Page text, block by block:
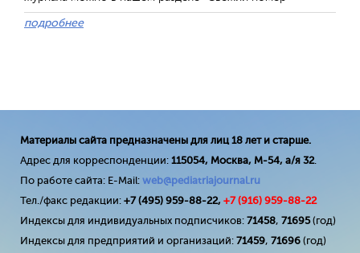
подробнее
Материалы сайта предназначены для лиц 18 лет и старше.
Адрес для корреспонденции: 115054, Москва, М-54, а/я 32.
По работе сайта: E-Mail: web@pediatriajournal.ru
Тел./факс редакции: +7 (495) 959-88-22, +7 (916) 959-88-22
Индексы для индивидуальных подписчиков: 71458, 71695(год)
Индексы для предприятий и организаций: 71459, 71696 (год)